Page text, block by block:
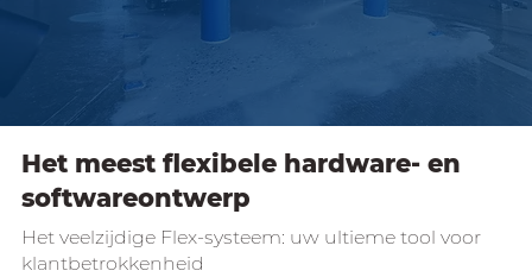
Het meest flexibele hardware- en
softwareontwerp
Het veelzijdige Flex-systeem: uw ultieme tool voor
klantbetrokkenheid